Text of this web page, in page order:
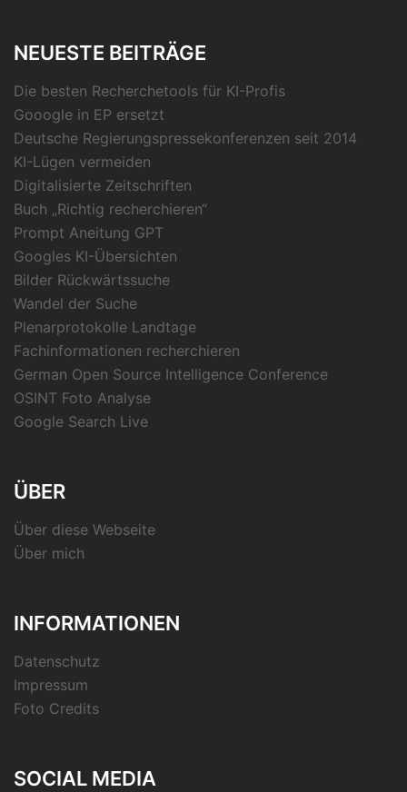
NEUESTE BEITRÄGE
Die besten Recherchetools für KI-Profis
Gooogle in EP ersetzt
Deutsche Regierungspressekonferenzen seit 2014
KI-Lügen vermeiden
Digitalisierte Zeitschriften
Buch „Richtig recherchieren“
Prompt Aneitung GPT
Googles KI-Übersichten
Bilder Rückwärtssuche
Wandel der Suche
Plenarprotokolle Landtage
Fachinformationen recherchieren
German Open Source Intelligence Conference
OSINT Foto Analyse
Google Search Live
ÜBER
Über diese Webseite
Über mich
INFORMATIONEN
Datenschutz
Impressum
Foto Credits
SOCIAL MEDIA